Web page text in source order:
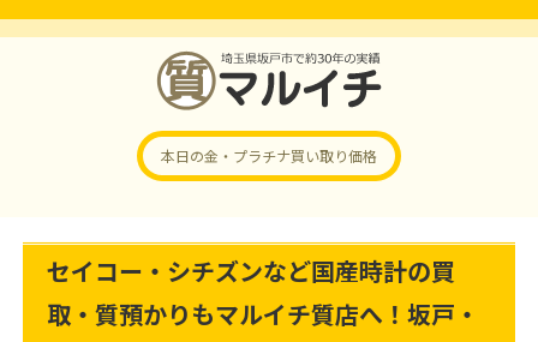
本日の金・プラチナ買い取り価格
セイコー・シチズンなど国産時計の買
取・質預かりもマルイチ質店へ！坂戸・